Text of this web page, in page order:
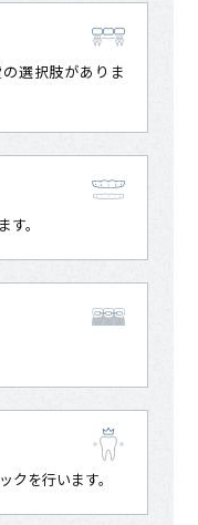
選択肢がありま
。
を行います。